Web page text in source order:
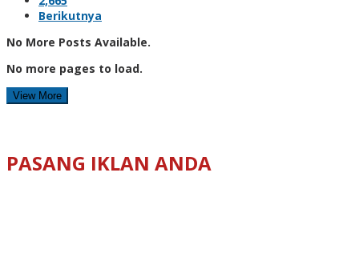
Berikutnya
No More Posts Available.
No more pages to load.
View More
PASANG IKLAN ANDA